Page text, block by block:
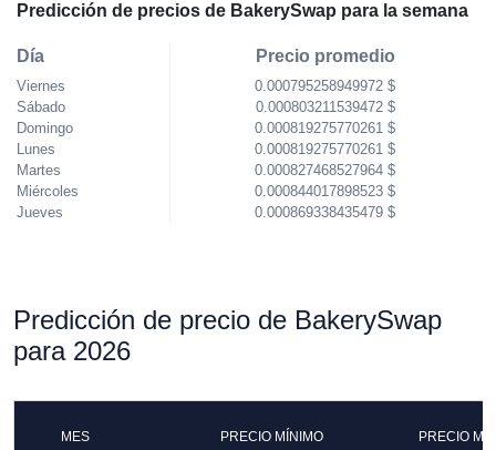
Predicción de precios de BakerySwap para la semana
Día
Viernes
Sábado
Domingo
Lunes
Martes
Miércoles
Jueves
Precio promedio
0.000795258949972 $
0.000803211539472 $
0.000819275770261 $
0.000819275770261 $
0.000827468527964 $
0.000844017898523 $
0.000869338435479 $
Predicción de precio de BakerySwap
para 2026
MES PRECIO MÍNIMO PRECIO